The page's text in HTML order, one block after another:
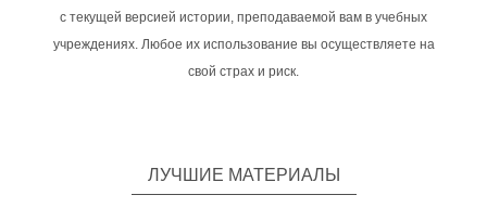
с текущей версией истории, преподаваемой вам в учебных
учреждениях. Любое их использование вы осуществляете на
свой страх и риск.
ЛУЧШИЕ МАТЕРИАЛЫ